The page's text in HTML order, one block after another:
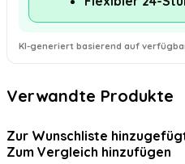
KI-generiert basierend auf
Verwandte Produkte
Zur Wunschliste
Zum Vergleich hinzufügen